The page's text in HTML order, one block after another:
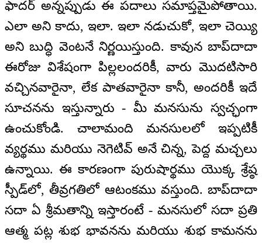
ఫాదర్ అన్నప్పుడు ఈ పదాలు సమాప్తమైపోతాయి.
ఎలా అని కాదు, ఇలా. ఇలా నడుచుకో, ఇలా చెయ్యి
అని బుద్ధి వెంటనే నిర్ణయిస్తుంది. కావున బాప్‌దాదా
ఈరోజు విశేషంగా పిల్లలందరికీ, వారు మొదటిసారి
వచ్చినవారైనా, లేక పాతవారైనా కానీ, అందరికీ ఇదే
సూచనను ఇస్తున్నారు - మీ మనసును స్వచ్ఛంగా
ఉంచుకోండి. చాలామంది మనసులలో ఇప్పటికీ
వ్యర్థము మరియు నెగెటివ్ అనే చిన్న, పెద్ద మచ్చలు
ఉన్నాయి. ఈ కారణంగా పురుషార్థము యొక్క శ్రేష్ఠ
స్పీడ్‌లో, తీవ్రగతిలో ఆటంకము వస్తుంది. బాప్‌దాదా
సదా ఏ శ్రీమతాన్ని ఇస్తారంటే - మనసులో సదా ప్రతి
ఆత్మ పట్ల శుభ భావనను మరియు శుభ కామనను